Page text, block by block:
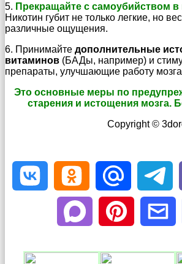
5. Прекращайте с самоубийством в
Никотин губит не только легкие, но
различные ощущения.
6. Принимайте дополнительные
витаминов (БАДы, например) и
препараты, улучшающие работу
Это основные меры по
старения и истощения мозга.
Copyright ©